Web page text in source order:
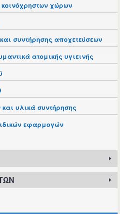
κοινόχρηστων χώρων
συντήρησης αποχετεύσεων
ατομικής υγιεινής
υλικά συντήρησης
εφαρμογών